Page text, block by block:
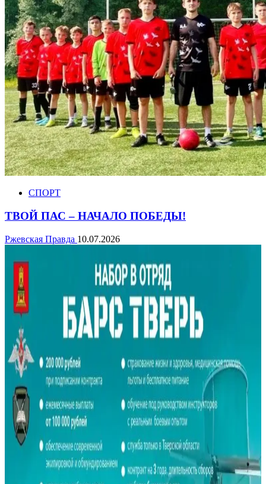
СПОРТ
ТВОЙ ПАС – НАЧАЛО ПОБЕДЫ!
Ржевская Правда 10.07.2026